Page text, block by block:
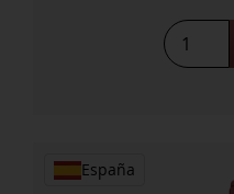
Protos
5ª
España